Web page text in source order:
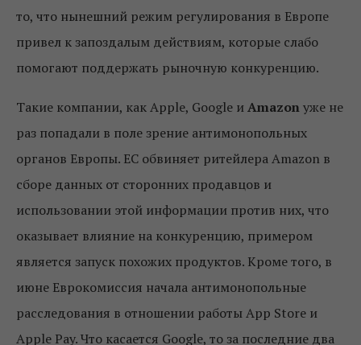
то, что нынешний режим регулирования в Европе
привел к запоздалым действиям, которые слабо
помогают поддержать рыночную конкуренцию.
Такие компании, как Apple, Google иAmazonуже не
раз попадали в поле зрение антимонопольных
органов Европы. ЕС обвиняет ритейлера Amazon в
сборе данных от сторонних продавцов и
использовании этой информации против них, что
оказывает влияние на конкуренцию, примером
является запуск похожих продуктов. Кроме того, в
июне Еврокомиссия начала антимонопольные
расследования в отношении работы App Store и
Apple Pay. Что касается Google, то за последние два